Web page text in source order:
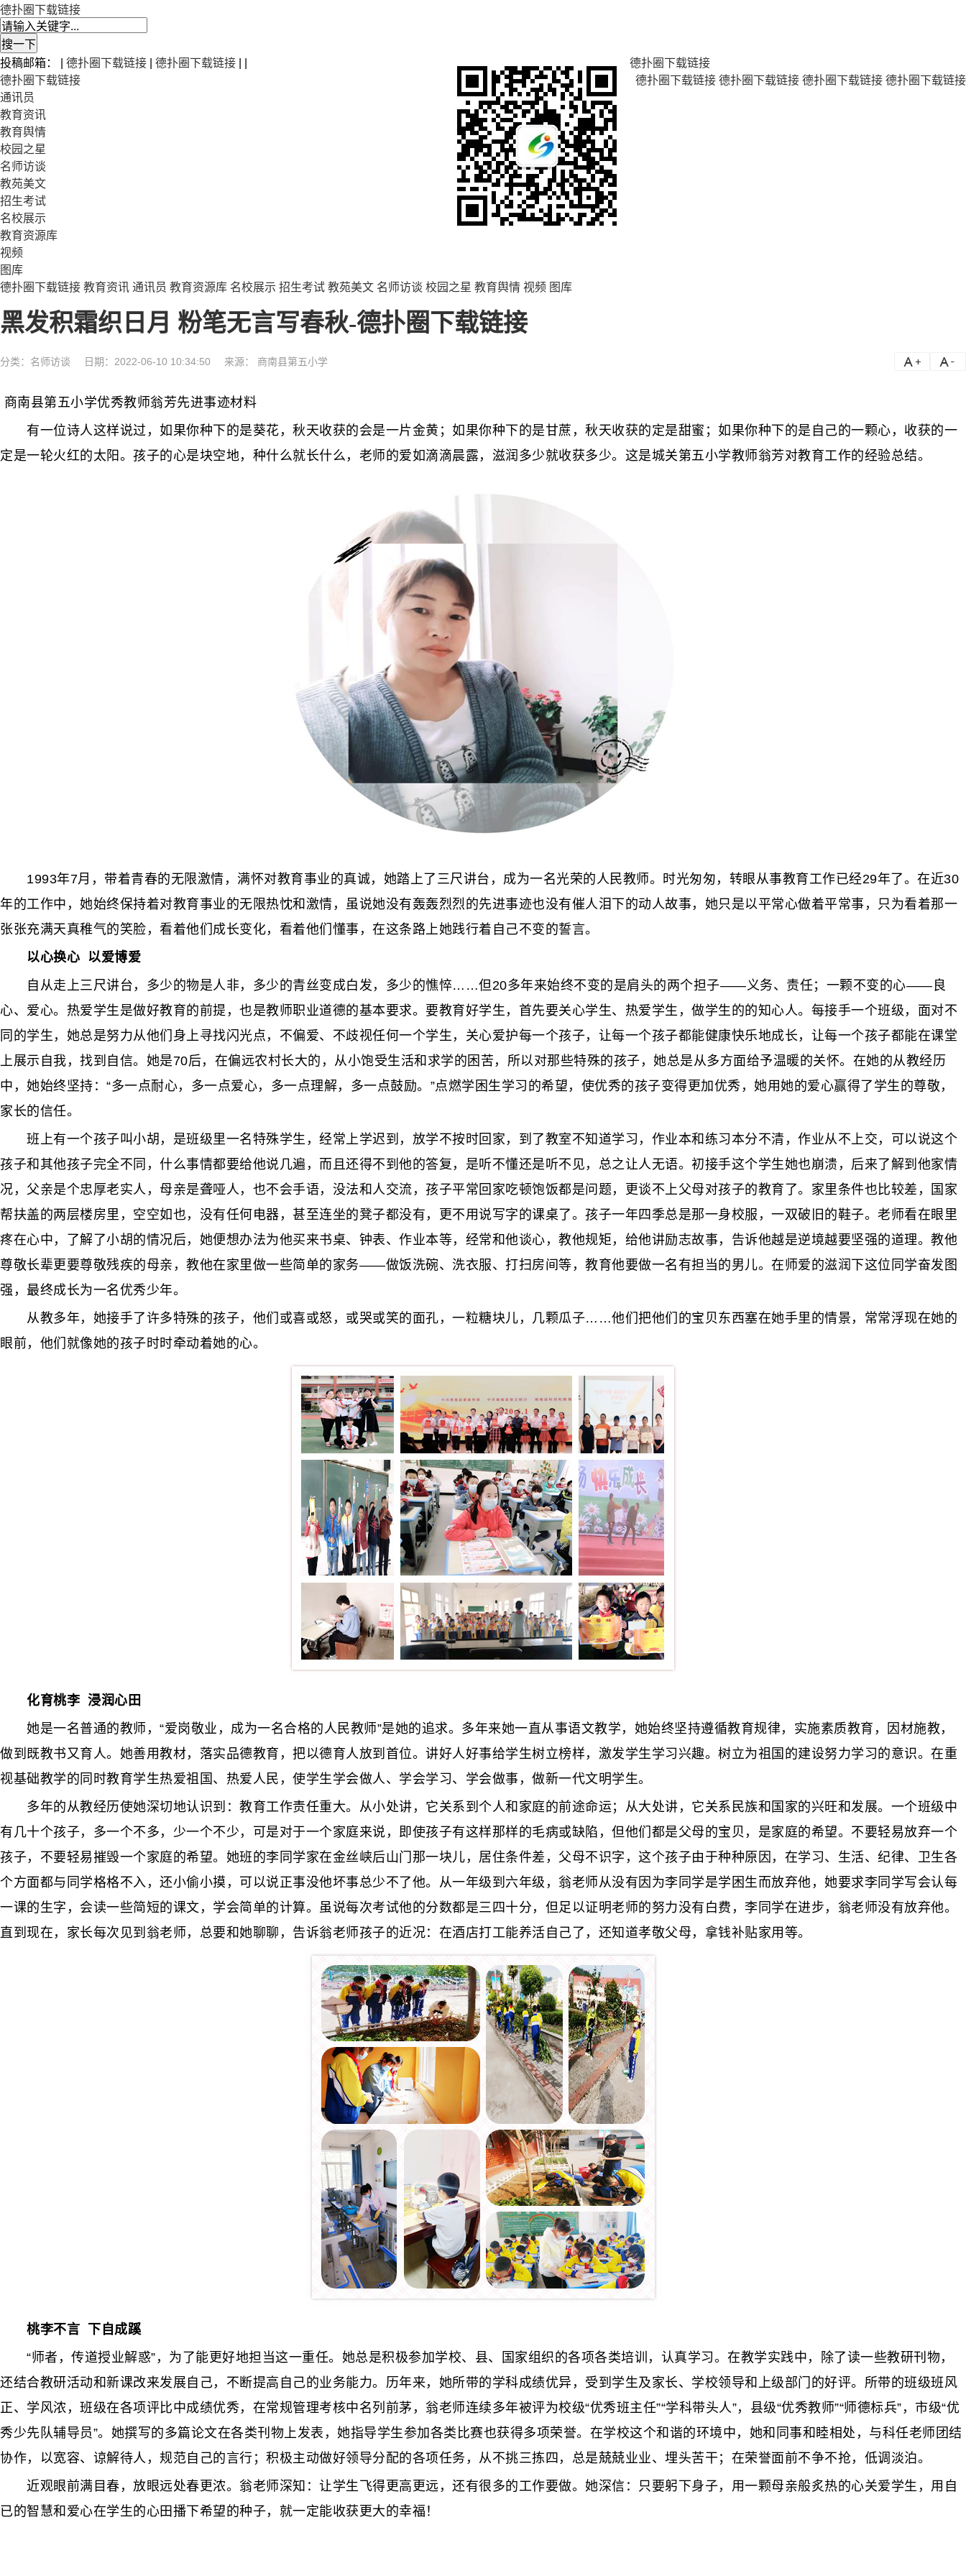
德扑圈下载链接
德扑圈下载链接
德扑圈下载链接 德扑圈下载链接 德扑圈下载链接 德扑圈下载链接
投稿邮箱： | 德扑圈下载链接 德扑圈下载链接
德扑圈下载链接
通讯员
教育资讯
教育舆情
校园之星
名师访谈
教苑美文
招生考试
名校展示
教育资源库
视频
图库
德扑圈下载链接 教育资讯 通讯员 教育资源库 名校展示 招生考试 教苑美文 名师访谈 校园之星 教育舆情 视频 图库
黑发积霜织日月 粉笔无言写春秋-德扑圈下载链接
分类： 名师访谈 日期：2022-06-10 10:34:50 来源： 商南县第五小学
商南县第五小学优秀教师翁芳先进事迹材料
有一位诗人这样说过，如果你种下的是葵花，秋天收获的会是一片金黄；如果你种下的是甘蔗，秋天收获的定是甜蜜；如果你种下的是自己的一颗心，收获的一
定是一轮火红的太阳。孩子的心是块空地，种什么就长什么，老师的爱如滴滴晨露，滋润多少就收获多少。这是城关第五小学教师翁芳对教育工作的经验总结。
1993年7月，带着青春的无限激情，满怀对教育事业的真诚，她踏上了三尺讲台，成为一名光荣的人民教师。时光匆匆，转眼从事教育工作已经29年了。在近30
年的工作中，她始终保持着对教育事业的无限热忱和激情，虽说她没有轰轰烈烈的先进事迹也没有催人泪下的动人故事，她只是以平常心做着平常事，只为看着那一
张张充满天真稚气的笑脸，看着他们成长变化，看着他们懂事，在这条路上她践行着自己不变的誓言。
以心换心 以爱博爱
自从走上三尺讲台，多少的物是人非，多少的青丝变成白发，多少的憔悴……但20多年来始终不变的是肩头的两个担子——义务、责任；一颗不变的心——良
心、爱心。热爱学生是做好教育的前提，也是教师职业道德的基本要求。要教育好学生，首先要关心学生、热爱学生，做学生的的知心人。每接手一个班级，面对不
同的学生，她总是努力从他们身上寻找闪光点，不偏爱、不歧视任何一个学生，关心爱护每一个孩子，让每一个孩子都能健康快乐地成长，让每一个孩子都能在课堂
上展示自我，找到自信。她是70后，在偏远农村长大的，从小饱受生活和求学的困苦，所以对那些特殊的孩子，她总是从多方面给予温暖的关怀。在她的从教经历
中，她始终坚持：“多一点耐心，多一点爱心，多一点理解，多一点鼓励。”点燃学困生学习的希望，使优秀的孩子变得更加优秀，她用她的爱心赢得了学生的尊敬，
家长的信任。
班上有一个孩子叫小胡，是班级里一名特殊学生，经常上学迟到，放学不按时回家，到了教室不知道学习，作业本和练习本分不清，作业从不上交，可以说这个
孩子和其他孩子完全不同，什么事情都要给他说几遍，而且还得不到他的答复，是听不懂还是听不见，总之让人无语。初接手这个学生她也崩溃，后来了解到他家情
况，父亲是个忠厚老实人，母亲是聋哑人，也不会手语，没法和人交流，孩子平常回家吃顿饱饭都是问题，更谈不上父母对孩子的教育了。家里条件也比较差，国家
帮扶盖的两层楼房里，空空如也，没有任何电器，甚至连坐的凳子都没有，更不用说写字的课桌了。孩子一年四季总是那一身校服，一双破旧的鞋子。老师看在眼里
疼在心中，了解了小胡的情况后，她便想办法为他买来书桌、钟表、作业本等，经常和他谈心，教他规矩，给他讲励志故事，告诉他越是逆境越要坚强的道理。教他
尊敬长辈更要尊敬残疾的母亲，教他在家里做一些简单的家务——做饭洗碗、洗衣服、打扫房间等，教育他要做一名有担当的男儿。在师爱的滋润下这位同学奋发图
强，最终成长为一名优秀少年。
从教多年，她接手了许多特殊的孩子，他们或喜或怒，或哭或笑的面孔，一粒糖块儿，几颗瓜子……他们把他们的宝贝东西塞在她手里的情景，常常浮现在她的
眼前，他们就像她的孩子时时牵动着她的心。
化育桃李 浸润心田
她是一名普通的教师，“爱岗敬业，成为一名合格的人民教师”是她的追求。多年来她一直从事语文教学，她始终坚持遵循教育规律，实施素质教育，因材施教，
做到既教书又育人。她善用教材，落实品德教育，把以德育人放到首位。讲好人好事给学生树立榜样，激发学生学习兴趣。树立为祖国的建设努力学习的意识。在重
视基础教学的同时教育学生热爱祖国、热爱人民，使学生学会做人、学会学习、学会做事，做新一代文明学生。
多年的从教经历使她深切地认识到：教育工作责任重大。从小处讲，它关系到个人和家庭的前途命运；从大处讲，它关系民族和国家的兴旺和发展。一个班级中
有几十个孩子，多一个不多，少一个不少，可是对于一个家庭来说，即使孩子有这样那样的毛病或缺陷，但他们都是父母的宝贝，是家庭的希望。不要轻易放弃一个
孩子，不要轻易摧毁一个家庭的希望。她班的李同学家在金丝峡后山门那一块儿，居住条件差，父母不识字，这个孩子由于种种原因，在学习、生活、纪律、卫生各
个方面都与同学格格不入，还小偷小摸，可以说正事没他坏事总少不了他。从一年级到六年级，翁老师从没有因为李同学是学困生而放弃他，她要求李同学写会认每
一课的生字，会读一些简短的课文，学会简单的计算。虽说每次考试他的分数都是三四十分，但足以证明老师的努力没有白费，李同学在进步，翁老师没有放弃他。
直到现在，家长每次见到翁老师，总要和她聊聊，告诉翁老师孩子的近况：在酒店打工能养活自己了，还知道孝敬父母，拿钱补贴家用等。
桃李不言 下自成蹊
“师者，传道授业解惑”，为了能更好地担当这一重任。她总是积极参加学校、县、国家组织的各项各类培训，认真学习。在教学实践中，除了读一些教研刊物，
还结合教研活动和新课改来发展自己，不断提高自己的业务能力。历年来，她所带的学科成绩优异，受到学生及家长、学校领导和上级部门的好评。所带的班级班风
正、学风浓，班级在各项评比中成绩优秀，在常规管理考核中名列前茅，翁老师连续多年被评为校级“优秀班主任”“学科带头人”，县级“优秀教师”“师德标兵”，市级“优
秀少先队辅导员”。她撰写的多篇论文在各类刊物上发表，她指导学生参加各类比赛也获得多项荣誉。在学校这个和谐的环境中，她和同事和睦相处，与科任老师团结
协作，以宽容、谅解待人，规范自己的言行；积极主动做好领导分配的各项任务，从不挑三拣四，总是兢兢业业、埋头苦干；在荣誉面前不争不抢，低调淡泊。
近观眼前满目春，放眼远处春更浓。翁老师深知：让学生飞得更高更远，还有很多的工作要做。她深信：只要躬下身子，用一颗母亲般炙热的心关爱学生，用自
已的智慧和爱心在学生的心田播下希望的种子，就一定能收获更大的幸福！